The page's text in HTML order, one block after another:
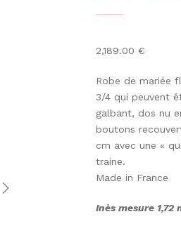
2,189.00 €
Robe de mariée
3/4 qui peuvent
galbant, dos nu
boutons
cm avec une «
traine.
Made in France
Inès mesure